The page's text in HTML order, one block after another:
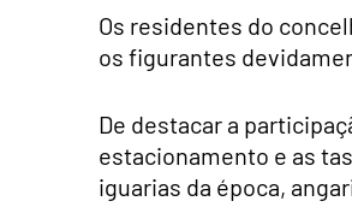
Os residentes do
os figurantes
De destacar a
estacionamento e as
iguarias da época,